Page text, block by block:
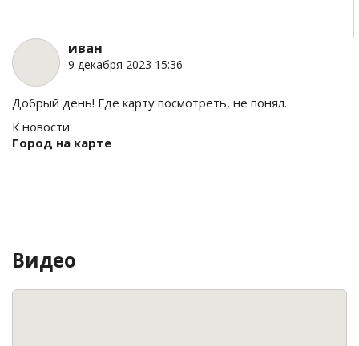
иван
9 декабря 2023 15:36
Добрый день! Где карту посмотреть, не понял.
К новости:
Город на карте
Видео